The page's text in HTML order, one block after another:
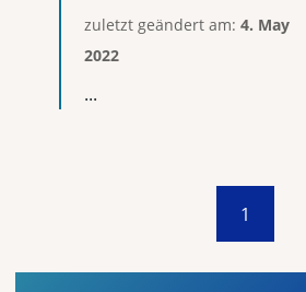
zuletzt geändert am: 4. May
2022
...
1